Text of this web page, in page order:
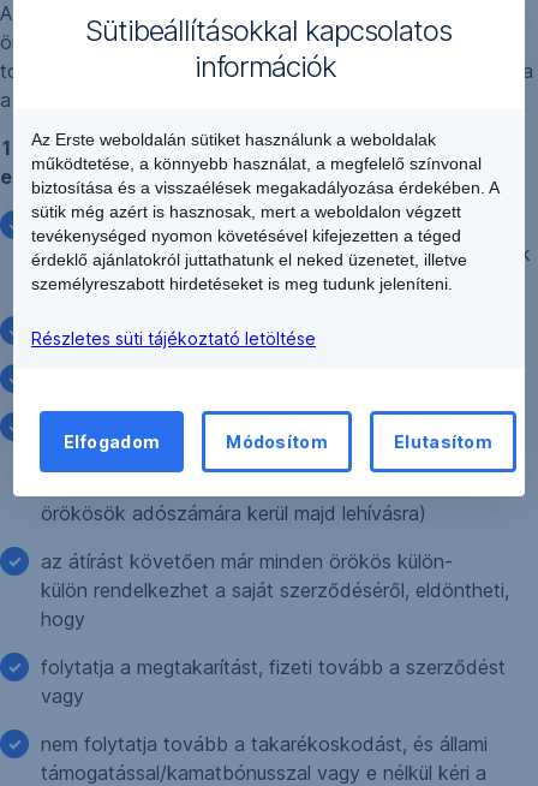
Az örökösöknek el kell dönteniük mit szeretnének az
örökölt szerződéssel, mert ez határozza meg, hogy mik a
további lépések. Fontos, hogy minden örökösnek ugyanarra
a döntésre kell jutnia.
1. kérik az örökölt szerződés átírását a saját nevükre,
ekkor
átörökítésre fog kerülni a szerződés és új
szerződésszámokon fog folytatódni, ahol a szerződők
az örökösök lesznek
átörökítésre kerül az állami támogatás/kamatbónusz
lezárt megtakarítási évek után lehívott állami
örökösök adószámára kerül majd lehívásra)
az átírást követően már minden örökös külön-
külön rendelkezhet a saját szerződéséről, eldöntheti,
hogy
folytatja a megtakarítást, fizeti tovább a szerződést
vagy
nem folytatja tovább a takarékoskodást, és állami
támogatással/kamatbónusszal vagy e nélkül kéri a
Sütibeállításokkal kapcsolatos
információk
Az Erste weboldalán sütiket használunk a weboldalak
működtetése, a könnyebb használat, a megfelelő színvonal
biztosítása és a visszaélések megakadályozása érdekében. A
sütik még azért is hasznosak, mert a weboldalon végzett
tevékenységed nyomon követésével kifejezetten a téged
érdeklő ajánlatokról juttathatunk el neked üzenetet, illetve
személyreszabott hirdetéseket is meg tudunk jeleníteni.
Részletes süti tájékoztató letöltése
Elfogadom Módosítom Elutasítom